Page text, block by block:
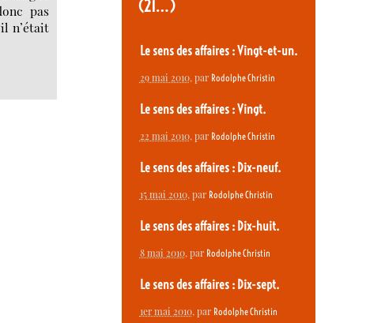
pas
n’était
(21…)
Le sens des affaires : Vingt-et-un.
29 mai 2010, par Rodolphe Christin
Le sens des affaires : Vingt.
22 mai 2010, par Rodolphe Christin
Le sens des affaires : Dix-neuf.
15 mai 2010, par Rodolphe Christin
Le sens des affaires : Dix-huit.
8 mai 2010, par Rodolphe Christin
Le sens des affaires : Dix-sept.
1er mai 2010, par Rodolphe Christin